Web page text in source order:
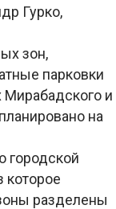
Гурко,
зон,
парковки
Мирабадского и
на
городской
которое
разделены